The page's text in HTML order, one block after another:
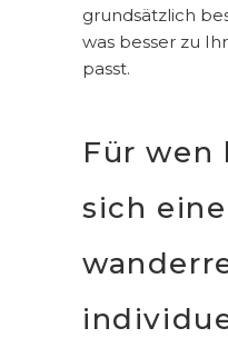
grundsätzlich
was besser zu
passt.
Für wen
sich